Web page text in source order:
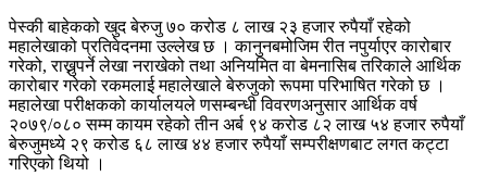
पेस्की बाहेकको खुद बेरुजु ७० करोड ८ लाख २३ हजार रुपैयाँ रहेको
महालेखाको प्रतिवेदनमा उल्लेख छ । कानुनबमोजिम रीत नपुर्याएर कारोबार
गरेको, राख्नुपर्ने लेखा नराखेको तथा अनियमित वा बेमनासिब तरिकाले आर्थिक
कारोबार गरेको रकमलाई महालेखाले बेरुजुको रूपमा परिभाषित गरेको छ ।
महालेखा परीक्षकको कार्यालयले णसम्बन्धी विवरणअनुसार आर्थिक वर्ष
२०७९/०८० सम्म कायम रहेको तीन अर्ब ९४ करोड ८२ लाख ५४ हजार रुपैयाँ
बेरुजुमध्ये २९ करोड ६८ लाख ४४ हजार रुपैयाँ सम्परीक्षणबाट लगत कट्टा
गरिएको थियो ।